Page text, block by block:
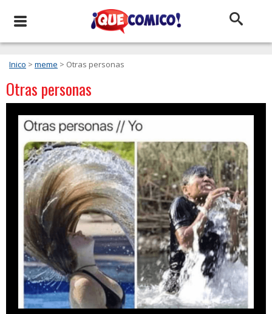
Inico > meme > Otras personas
Otras personas